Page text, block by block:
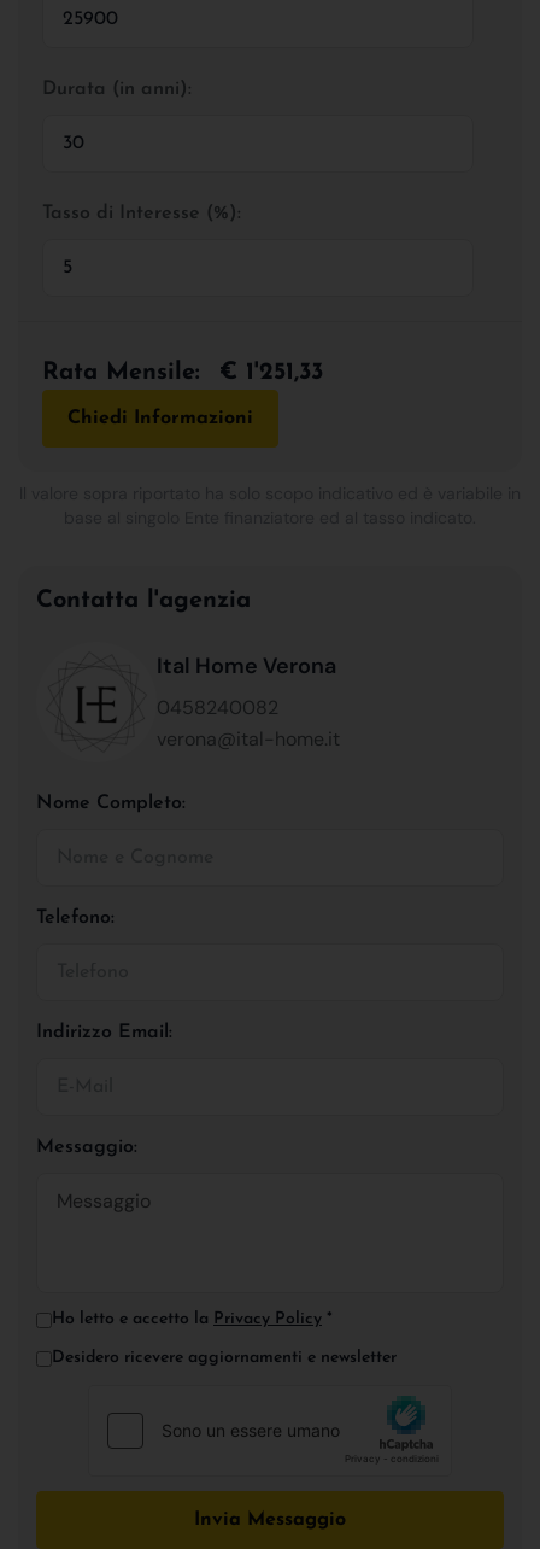
Durata (in anni):
Tasso di Interesse (%):
Rata Mensile: € 1'251,33
Chiedi Informazioni
Contatta l'agenzia
Ital Home Verona
0458240082
verona@ital-home.it
Nome Completo:
Telefono:
Indirizzo Email:
Messaggio:
Ho letto e accetto la Privacy Policy *
Desidero ricevere aggiornamenti e newsletter
Invia Messaggio